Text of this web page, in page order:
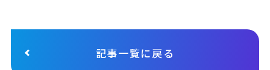
記事一覧に戻る